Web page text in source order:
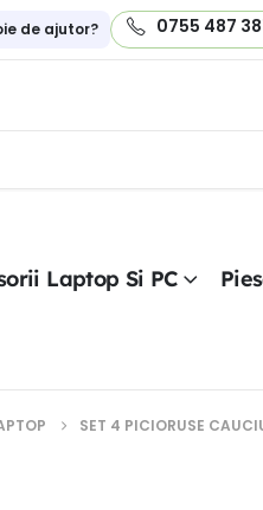
de ajutor? 0755 487
Laptop Si PC
SET 4 PICIORUSE